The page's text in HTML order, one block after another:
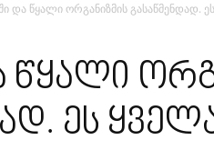
და წყალი ორგანიზმის გასაწმენდად.
წყალი
ეს